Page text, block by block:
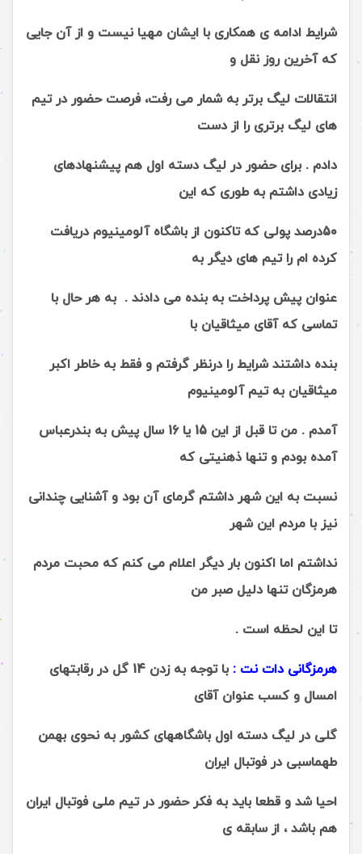
شرایط ادامه ی همکاری با ایشان مهیا نیست و از آن جایی
که آخرین روز نقل و
انتقالات لیگ برتر به شمار می رفت، فرصت حضور در تیم
های لیگ برتری را از دست
دادم . برای حضور در لیگ دسته اول هم پیشنهادهای
زیادی داشتم به طوری که این
50درصد پولی که تاکنون از باشگاه آلومینیوم دریافت
کرده ام را تیم های دیگر به
عنوان پیش پرداخت به بنده می دادند . به هر حال با
تماسی که آقای میثاقیان با
بنده داشتند شرایط را درنظر گرفتم و فقط به خاطر اکبر
میثاقیان به تیم آلومینیوم
آمدم . من تا قبل از این 15 یا 16 سال پیش به بندرعباس
آمده بودم و تنها ذهنیتی که
نسبت به این شهر داشتم گرمای آن بود و آشنایی چندانی
نیز با مردم این شهر
نداشتم اما اکنون بار دیگر اعلام می کنم که محبت مردم
هرمزگان تنها دلیل صبر من
تا این لحظه است .
هرمزگانی دات نت :
با توجه به زدن 14 گل در رقابتهای
امسال و کسب عنوان آقای
گلی در لیگ دسته اول باشگاههای کشور به نحوی بهمن
طهماسبی در فوتبال ایران
احیا شد و قطعا باید به فکر حضور در تیم ملی فوتبال ایران
هم باشد ، از سابقه ی